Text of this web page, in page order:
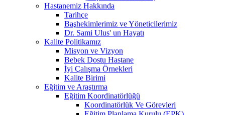
Hastanemiz Hakkında
Tarihçe
Başhekimlerimiz ve Yöneticilerimiz
Dr. Sami Ulus' un Hayatı
Kalite Politikamız
Misyon ve Vizyon
Bebek Dostu Hastane
İyi Çalışma Örnekleri
Kalite Birimi
Eğitim ve Araştırma
Eğitim Koordinatörlüğü
Koordinatörlük Ve Görevleri